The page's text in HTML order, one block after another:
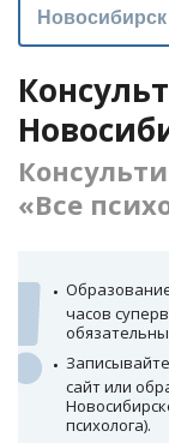
«Все
часов
сайт или
психолога).